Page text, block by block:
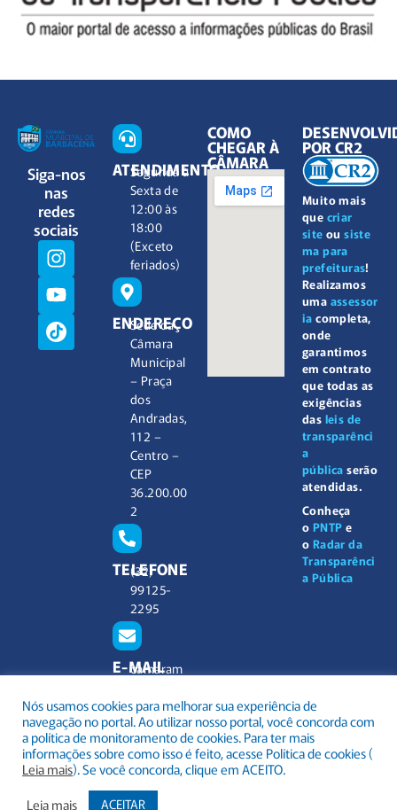
Siga-nos
nas
redes
sociais
ATENDIMENTO
Segunda à
Sexta de
12:00 às
18:00
(Exceto
feriados)
ENDEREÇO
Sede da
Câmara
Municipal
– Praça
dos
Andradas,
112 –
Centro –
CEP
36.200.00
2
TELEFONE
(32)
99125-
2295
E-MAIL
camaram
barbacen
a.mg.gov.
br
COMO
CHEGAR À
CÂMARA
Muito mais
que criar
site ousiste
ma para
prefeituras!
Realizamos
uma assessor
ia completa,
onde
garantimos
em contrato
que todas as
exigências
das leis de
transparênci
a
pública serão
atendidas.
Conheça
o PNTP e
o Radar da
Transparênci
a Pública
POR CR2
Nós usamos cookies para melhorar sua experiência de
navegação no portal. Ao utilizar nosso portal, você concorda com
a política de monitoramento de cookies. Para ter mais
informações sobre como isso é feito, acesse Política de cookies (
Leia mais). Se você concorda, clique em ACEITO.
Leia mais
ACEITAR